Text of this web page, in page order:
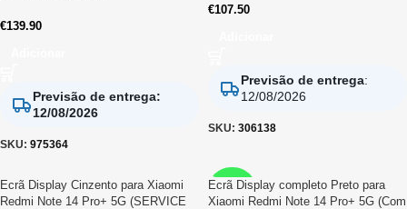
€139.90
Previsão de entrega:
12/08/2026
SKU: 975364
€107.50
Previsão de entrega:
12/08/2026
SKU: 306138
Ecrã Display Cinzento para Xiaomi
Redmi Note 14 Pro+ 5G (SERVICE
RELIFE
Ecrã Display completo Preto para
Xiaomi Redmi Note 14 Pro+ 5G (Com